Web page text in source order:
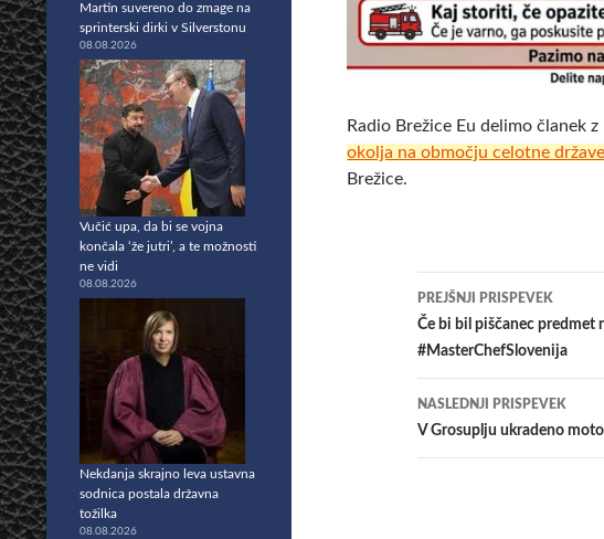
Radio Brežice Eu delimo članek
okolja na območju celotne države
Brežice.
Krmarjenje
po
PREJŠNJI PRISPEVEK
Če bi bil piščanec predmet
#MasterChefSlovenija
NASLEDNJI PRISPEVEK
V Grosuplju ukradeno
Martin suvereno do zmage na
sprinterski dirki v Silverstonu
08.08.2026
Vučić upa, da bi se vojna
končala ‘že jutri’, a te možnosti
ne vidi
08.08.2026
Nekdanja skrajno leva ustavna
sodnica postala državna
tožilka
08.08.2026